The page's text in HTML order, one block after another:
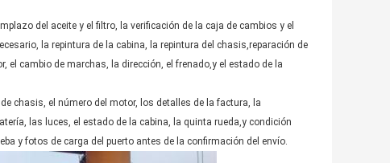
del aceite y el filtro, la verificación de la caja de cambios y el
la repintura de la cabina, la repintura del chasis,reparación de
el cambio de marchas, la dirección, el frenado,y el estado de la
chasis, el número del motor, los detalles de la factura, la
las luces, el estado de la cabina, la quinta rueda,y condición
y fotos de carga del puerto antes de la confirmación del envío.